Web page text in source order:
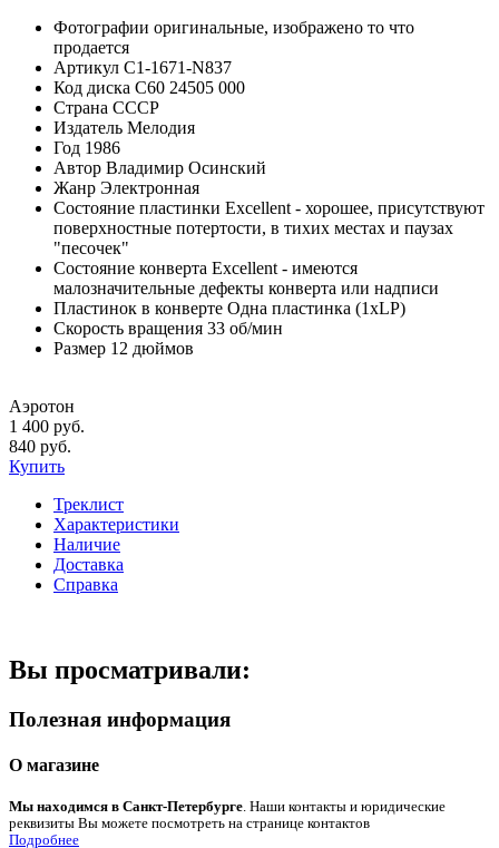
Фотографии оригинальные, изображено то что
продается
Артикул C1-1671-N837
Код диска С60 24505 000
Страна СССР
Издатель Мелодия
Год 1986
Автор Владимир Осинский
Жанр Электронная
Состояние пластинки Excellent - хорошее, присутствуют
поверхностные потертости, в тихих местах и паузах
"песочек"
Состояние конверта Excellent - имеются
малозначительные дефекты конверта или надписи
Пластинок в конверте Одна пластинка (1xLP)
Скорость вращения 33 об/мин
Размер 12 дюймов
Аэротон
1 400 руб.
840 руб.
Купить
Треклист
Характеристики
Наличие
Доставка
Справка
Вы просматривали:
Полезная информация
О магазине
Мы находимся в Санкт-Петербурге. Наши контакты и юридические
реквизиты Вы можете посмотреть на странице контактов
Подробнее